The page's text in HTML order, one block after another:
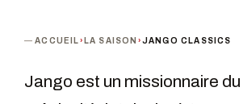
ACCUEIL› LA SAISON ›JANGO CLASSICS
Jango est un missionnaire du